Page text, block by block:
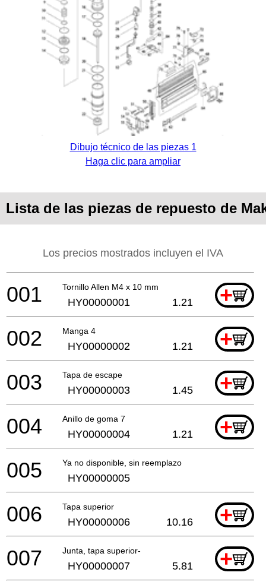
Dibujo técnico de las piezas 1
Haga clic para ampliar
Lista de las piezas de repuesto de
Los precios mostrados incluyen el IVA
Tornillo Allen M4 x 10 mm +
001 HY00000001 1.21
Manga 4 +
002 HY00000002 1.21
Tapa de escape +
003 HY00000003 1.45
Anillo de goma 7 +
004 HY00000004 1.21
Ya no disponible, sin reemplazo
005 HY00000005
Tapa superior +
006 HY00000006 10.16
Junta, tapa superior- +
007 HY00000007 5.81